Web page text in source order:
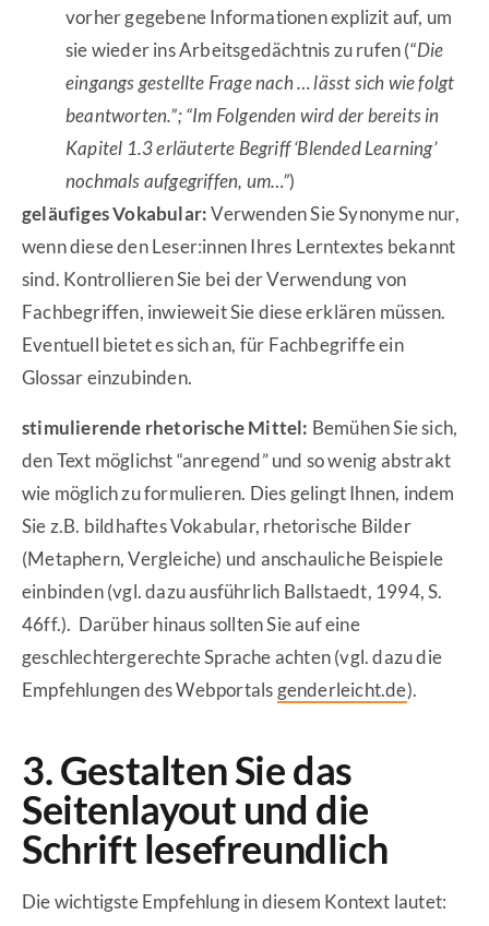
vorher gegebene Informationen explizit auf, um
sie wieder ins Arbeitsgedächtnis zu rufen (“Die
eingangs gestellte Frage nach … lässt sich wie folgt
beantworten.”; “Im Folgenden wird der bereits in
Kapitel 1.3 erläuterte Begriff ‘Blended Learning’
nochmals aufgegriffen, um…”)
geläufiges Vokabular:Verwenden Sie Synonyme nur,
wenn diese den Leser:innen Ihres Lerntextes bekannt
sind. Kontrollieren Sie bei der Verwendung von
Fachbegriffen, inwieweit Sie diese erklären müssen.
Eventuell bietet es sich an, für Fachbegriffe ein
Glossar einzubinden.
stimulierende rhetorische Mittel: Bemühen Sie sich,
den Text möglichst “anregend” und so wenig abstrakt
wie möglich zu formulieren. Dies gelingt Ihnen, indem
Sie z.B. bildhaftes Vokabular, rhetorische Bilder
(Metaphern, Vergleiche) und anschauliche Beispiele
einbinden (vgl. dazu ausführlich Ballstaedt, 1994, S.
46ff.). Darüber hinaus sollten Sie auf eine
geschlechtergerechte Sprache achten (vgl. dazu die
Empfehlungen des Webportalsgenderleicht.de).
3. Gestalten Sie das
Seitenlayout und die
Schrift lesefreundlich
Die wichtigste Empfehlung in diesem Kontext lautet: